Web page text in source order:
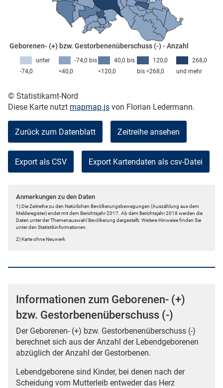
Geborenen- (+) bzw. Gestorbenenüberschuss (-) - Anzahl
268,0
und mehr
120,0
bis <268,0
40,0 bis
<120,0
-74,0 bis
<40,0
unter
-74,0
© Statistikamt-Nord
Diese Karte nutzt mapmap.js von Florian Ledermann.
Zurück zum Datenblatt Zeitreihe ansehen
Export als CSV
Anmerkungen zu den Daten
1) Die Zeitreihe zu den Natürlichen Bevölkerungsbewegungen (Auszählung aus dem
Melderegister) endet mit dem Berichtsjahr 2017. Ab dem Berichtsjahr 2018 werden die
Daten unter der Themenauswahl Bevölkerung dargestellt. Weitere Hinweise finden Sie
unter den Statistikinformationen.
2) Karte ohne Neuwerk
Informationen zum Geborenen- (+)
bzw. Gestorbenenüberschuss (-)
Der Geborenen- (+) bzw. Gestorbenenüberschuss (-)
berechnet sich aus der Anzahl der Lebendgeborenen
abzüglich der Anzahl der Gestorbenen.
Lebendgeborene sind Kinder, bei denen nach der
Scheidung vom Mutterleib entweder das Herz